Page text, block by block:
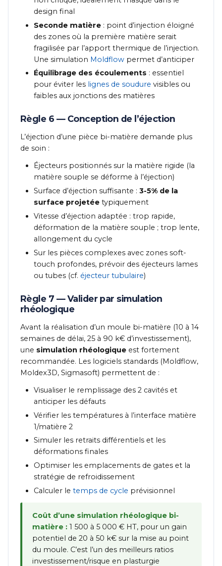
design final
Seconde matière : point d’injection éloigné
des zones où la première matière serait
fragilisée par l’apport thermique de l’injection.
Une simulation Moldflow permet d’anticiper
Équilibrage des écoulements : essentiel
pour éviter les lignes de soudure visibles ou
faibles aux jonctions des matières
Règle 6 — Conception de l’éjection
L’éjection d’une pièce bi-matière demande plus
de soin :
Éjecteurs positionnés sur la matière rigide (la
matière souple se déforme à l’éjection)
Surface d’éjection suffisante :3-5% de la
surface projetée typiquement
Vitesse d’éjection adaptée : trop rapide,
déformation de la matière souple ; trop lente,
allongement du cycle
Sur les pièces complexes avec zones soft-
touch profondes, prévoir des éjecteurs lames
ou tubes (cf. éjecteur tubulaire)
Règle 7 — Valider par simulation
rhéologique
Avant la réalisation d’un moule bi-matière (10 à 14
semaines de délai, 25 à 90 k€ d’investissement),
une simulation rhéologique est fortement
recommandée. Les logiciels standards (Moldflow,
Moldex3D, Sigmasoft) permettent de :
Visualiser le remplissage des 2 cavités et
anticiper les défauts
Vérifier les températures à l’interface matière
1/matière 2
Simuler les retraits différentiels et les
déformations finales
Optimiser les emplacements de gates et la
stratégie de refroidissement
Calculer letemps de cycle prévisionnel
Coût d’une simulation rhéologique bi-
matière : 1 500 à 5 000 € HT, pour un gain
potentiel de 20 à 50 k€ sur la mise au point
du moule. C’est l’un des meilleurs ratios
investissement/risque en plasturgie